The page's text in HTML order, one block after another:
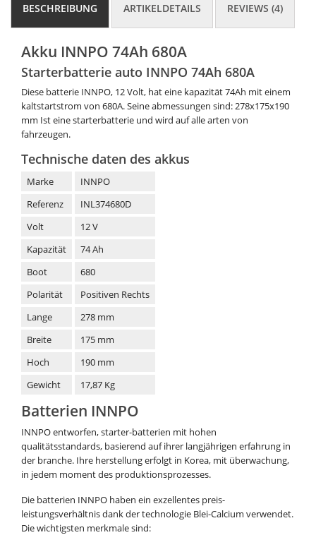
BESCHREIBUNG ARTIKELDETAILS REVIEWS (4)
Akku INNPO 74Ah 680A
Starterbatterie auto INNPO 74Ah 680A
Diese batterie INNPO, 12 Volt, hat eine kapazität 74Ah mit einem
kaltstartstrom von 680A. Seine abmessungen sind: 278x175x190
mm Ist eine starterbatterie und wird auf alle arten von
fahrzeugen.
Technische daten des akkus
Marke
INNPO
Referenz
INL374680D
Volt
12 V
Kapazität
74 Ah
Boot
680
Polarität
Positiven Rechts
Lange
278 mm
Breite
175 mm
Hoch
190 mm
Gewicht
17,87 Kg
Batterien INNPO
INNPO entworfen, starter-batterien mit hohen
qualitätsstandards, basierend auf ihrer langjährigen erfahrung in
der branche. Ihre herstellung erfolgt in Korea, mit überwachung,
in jedem moment des produktionsprozesses.
Die batterien INNPO haben ein exzellentes preis-
leistungsverhältnis dank der technologie Blei-Calcium verwendet.
Die wichtigsten merkmale sind: